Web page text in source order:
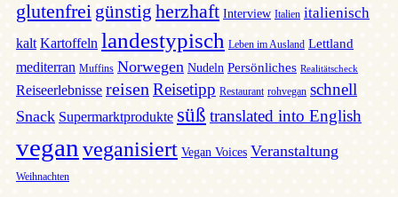
glutenfrei günstig herzhaft Interview Italien italienisch
kalt Kartoffeln landestypisch Leben im Ausland Lettland
mediterran Muffins Norwegen Nudeln Persönliches Realitätscheck
Reiseerlebnisse reisenReisetipp Restaurant rohvegan schnell
Snack Supermarktprodukte süß translated into English
veganveganisiert Vegan Voices Veranstaltung
Weihnachten